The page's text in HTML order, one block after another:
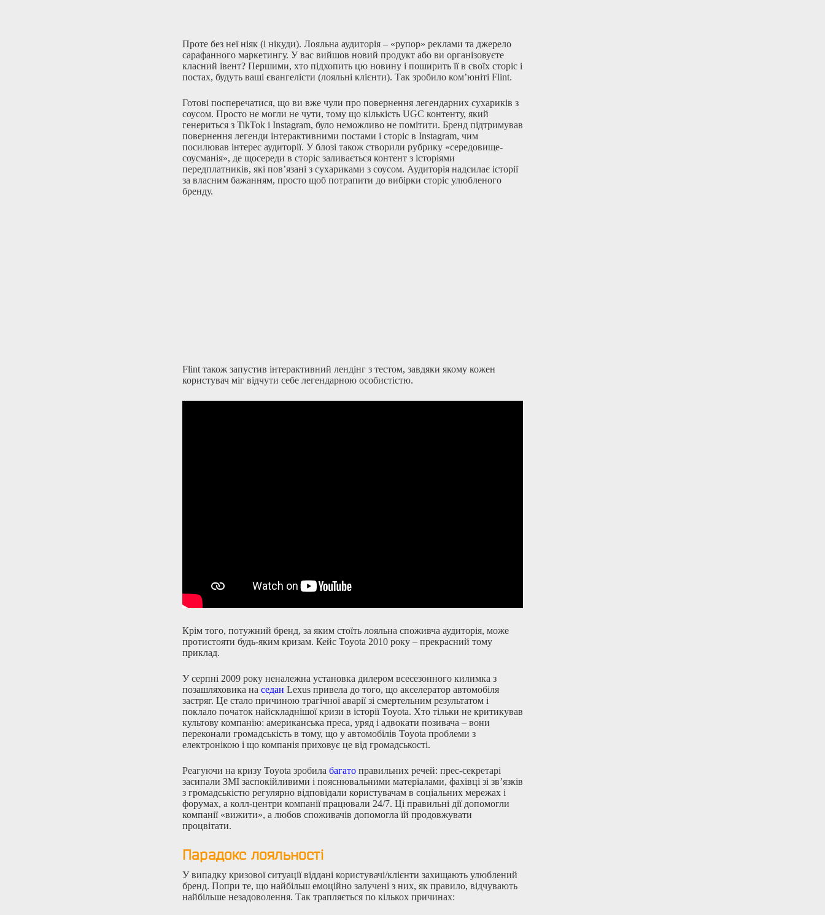
Проте без неї ніяк (і нікуди). Лояльна аудиторія – «рупор» реклами та джерело
сарафанного маркетингу. У вас вийшов новий продукт або ви організовуєте
класний івент? Першими, хто підхопить цю новину і поширить її в своїх сторіс і
постах, будуть ваші євангелісти (лояльні клієнти). Так зробило ком’юніті Flint.
Готові посперечатися, що ви вже чули про повернення легендарних сухариків з
соусом. Просто не могли не чути, тому що кількість UGC контенту, який
генериться з TikTok і Instagram, було неможливо не помітити. Бренд підтримував
повернення легенди інтерактивними постами і сторіс в Instagram, чим
посилював інтерес аудиторії. У блозі також створили рубрику «середовище-
соусманія», де щосереди в сторіс заливається контент з історіями
передплатників, які пов’язані з сухариками з соусом. Аудиторія надсилає історії
за власним бажанням, просто щоб потрапити до вибірки сторіс улюбленого
бренду.
Flint також запустив інтерактивний лендінг з тестом, завдяки якому кожен
користувач міг відчути себе легендарною особистістю.
Крім того, потужний бренд, за яким стоїть лояльна споживча аудиторія, може
протистояти будь-яким кризам. Кейс Toyota 2010 року – прекрасний тому
приклад.
У серпні 2009 року неналежна установка дилером всесезонного килимка з
позашляховика на седан Lexus привела до того, що акселератор автомобіля
застряг. Це стало причиною трагічної аварії зі смертельним результатом і
поклало початок найскладнішої кризи в історії Toyota. Хто тільки не критикував
культову компанію: американська преса, уряд і адвокати позивача – вони
переконали громадськість в тому, що у автомобілів Toyota проблеми з
електронікою і що компанія приховує це від громадськості.
Реагуючи на кризу Toyota зробила багато правильних речей: прес-секретарі
засипали ЗМІ заспокійливими і пояснювальними матеріалами, фахівці зі зв’язків
з громадськістю регулярно відповідали користувачам в соціальних мережах і
форумах, а колл-центри компанії працювали 24/7. Ці правильні дії допомогли
компанії «вижити», а любов споживачів допомогла їй продовжувати
процвітати.
Парадокс лояльності
У випадку кризової ситуації віддані користувачі/клієнти захищають улюблений
бренд. Попри те, що найбільш емоційно залучені з них, як правило, відчувають
найбільше незадоволення. Так трапляється по кількох причинах: